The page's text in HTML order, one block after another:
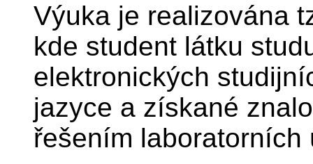
Výuka je realizována
kde student látku
elektronických
jazyce a získané
řešením laboratorních